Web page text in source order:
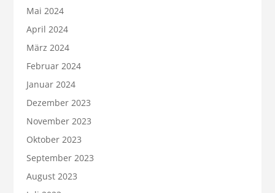
Mai 2024
April 2024
März 2024
Februar 2024
Januar 2024
Dezember 2023
November 2023
Oktober 2023
September 2023
August 2023